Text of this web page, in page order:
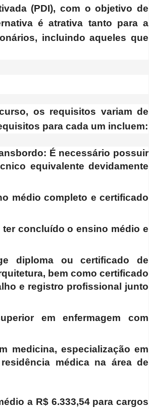
(PDI), com o objetivo de
é atrativa tanto para a
incluindo aqueles que
os requisitos variam de
para cada um incluem:
É necessário possuir
equivalente devidamente
médio completo e certificado
ter concluído o ensino médio e
diploma ou certificado de
bem como certificado
e registro profissional junto
em enfermagem com
medicina, especialização em
médica na área de
a R$ 6.333,54para cargos